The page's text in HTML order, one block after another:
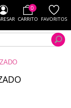
0
CARRITO FAVORITOS